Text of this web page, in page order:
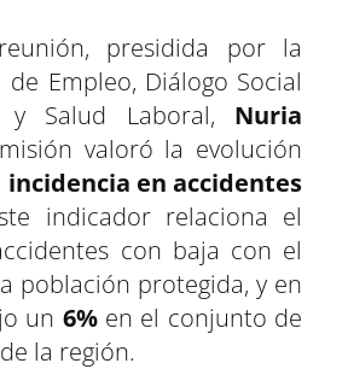
presidida por la
de Empleo, Diálogo Social
y Salud Laboral, Nuria
valoró la evolución
incidencia en accidentes
indicador relaciona el
con baja con el
población protegida, y en
un 6%en el conjunto de
la región.